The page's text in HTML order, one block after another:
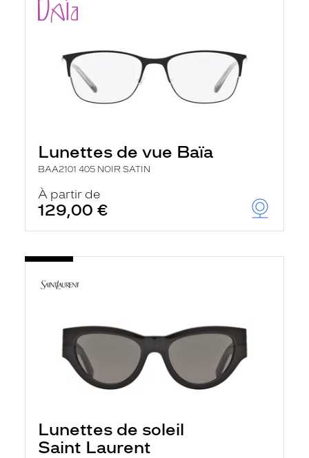
Lunettes de vue Baïa
BAA2101 405 NOIR SATIN
À partir de
129,00 €
Lunettes de soleil
Saint Laurent